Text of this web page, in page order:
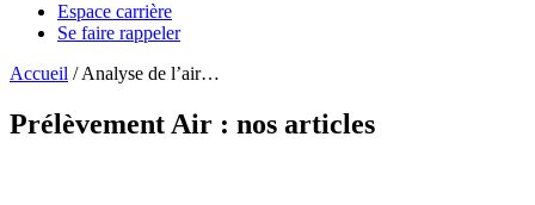
Espace carrière
Se faire rappeler
Accueil /Analyse de l’air…
Prélèvement Air : nos articles